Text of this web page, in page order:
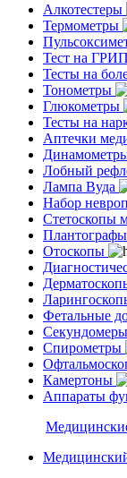
Алкотестеры
Термометры
Тест на
Тесты на
Тонометры
Глюкометры
Тесты на
Аптечки
Лобный
Лампа Вуда
Набор
Стетоскопы
Отоскопы
Фетальные
Секундомеры
Спирометры
Камертоны
Аппараты